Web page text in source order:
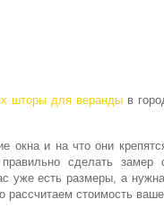
шторы для веранды в
окна и на что они
сделать замер
уже есть размеры, а
рассчитаем стоимость